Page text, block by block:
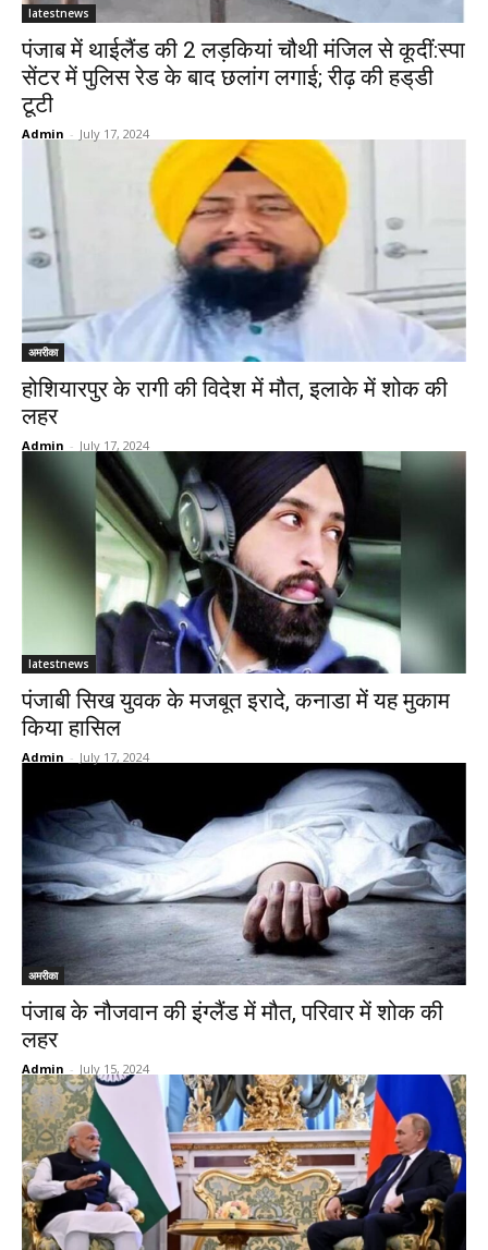
latestnews
पंजाब में थाईलैंड की 2 लड़कियां चौथी मंजिल से कूदीं:स्पा
सेंटर में पुलिस रेड के बाद छलांग लगाई; रीढ़ की हड्‌डी
टूटी
Admin - July 17, 2024
अमरीका
होशियारपुर के रागी की विदेश में मौत, इलाके में शोक की
लहर
Admin - July 17, 2024
latestnews
पंजाबी सिख युवक के मजबूत इरादे, कनाडा में यह मुकाम
किया हासिल
Admin - July 17, 2024
अमरीका
पंजाब के नौजवान की इंग्लैंड में मौत, परिवार में शोक की
लहर
Admin - July 15, 2024